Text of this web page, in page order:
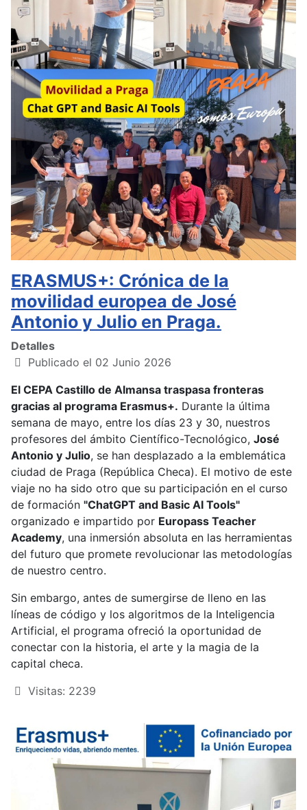
ERASMUS+: Crónica de la
movilidad europea de José
Antonio y Julio en Praga.
Detalles
Publicado el 02 Junio 2026
El CEPA Castillo de Almansa traspasa fronteras
gracias al programa Erasmus+. Durante la última
semana de mayo, entre los días 23 y 30, nuestros
profesores del ámbito Científico-Tecnológico, José
Antonio y Julio, se han desplazado a la emblemática
ciudad de Praga (República Checa). El motivo de este
viaje no ha sido otro que su participación en el curso
de formación "ChatGPT and Basic AI Tools"
organizado e impartido por Europass Teacher
Academy, una inmersión absoluta en las herramientas
del futuro que promete revolucionar las metodologías
de nuestro centro.
Sin embargo, antes de sumergirse de lleno en las
líneas de código y los algoritmos de la Inteligencia
Artificial, el programa ofreció la oportunidad de
conectar con la historia, el arte y la magia de la
capital checa.
Visitas: 2239